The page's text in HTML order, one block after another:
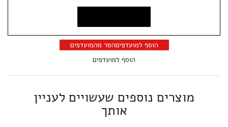
הוסף למועדפיםהסר מהמועדפים
הוסף למועדפים
מוצרים נוספים שעשויים לעניין
אותך